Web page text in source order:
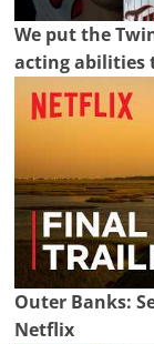
We put the
acting abilities
Outer Banks:
Netflix